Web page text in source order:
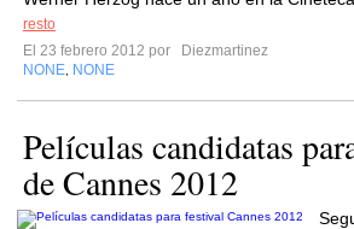
resto
El 23 febrero 2012 por
Diezmartinez
NONE NONE
Películas candidatas
de Cannes 2012